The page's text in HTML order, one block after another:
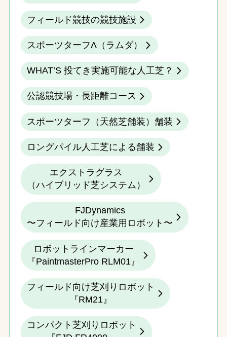
フィールド競技の競技施設
スポーツターフΛ（ラムダ）
WHAT’S 投てき実施可能な人工芝？
公認競技場・長距離コース
スポーツターフ（天然芝舗装）舗装
ロングパイル人工芝による舗装
エクストラグラス
（ハイブリッド芝システム）
FJDynamics
〜フィールド向け産業用ロボット〜
ロボットラインマーカー
『PaintmasterPro RLM01』
フィールド向け芝刈りロボット
『RM21』
コンパクト芝刈りロボット